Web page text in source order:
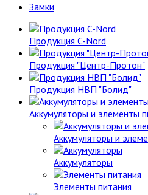
Замки
Продукция C-Nord
Продукция "Центр-Протон"
Продукция НВП "Болид"
Аккумуляторы и элементы
Аккумуляторы и
Аккумуляторы
Элементы питания